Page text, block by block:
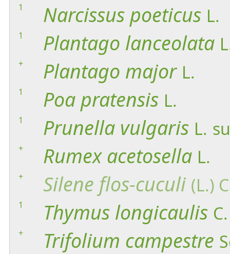
1 Narcissus poeticus L.
1 Plantago lanceolata
+ Plantago major L.
1 Poa pratensis L.
1 Prunella vulgaris L.
+ Rumex acetosella L.
+ Silene flos-cuculi (L.)
1 Thymus longicaulis
+ Trifolium campestre